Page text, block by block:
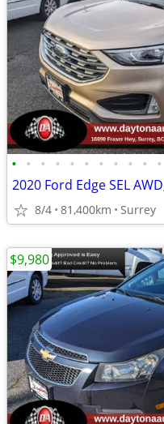
• • • • • • • • • • •
2020 Ford Edge SEL
8/4 81,400km Surrey
$9,980